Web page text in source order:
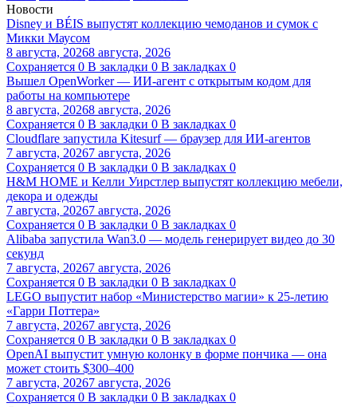
Новости
Disney и BÉIS выпустят коллекцию чемоданов и сумок с
Микки Маусом
8 августа, 20268 августа, 2026
Сохраняется 0 В закладки 0 В закладках 0
Вышел OpenWorker — ИИ-агент с открытым кодом для
работы на компьютере
8 августа, 20268 августа, 2026
Сохраняется 0 В закладки 0 В закладках 0
Cloudflare запустила Kitesurf — браузер для ИИ-агентов
7 августа, 20267 августа, 2026
Сохраняется 0 В закладки 0 В закладках 0
H&M HOME и Келли Уирстлер выпустят коллекцию мебели,
декора и одежды
7 августа, 20267 августа, 2026
Сохраняется 0 В закладки 0 В закладках 0
Alibaba запустила Wan3.0 — модель генерирует видео до 30
секунд
7 августа, 20267 августа, 2026
Сохраняется 0 В закладки 0 В закладках 0
LEGO выпустит набор «Министерство магии» к 25-летию
«Гарри Поттера»
7 августа, 20267 августа, 2026
Сохраняется 0 В закладки 0 В закладках 0
OpenAI выпустит умную колонку в форме пончика — она
может стоить $300–400
7 августа, 20267 августа, 2026
Сохраняется 0 В закладки 0 В закладках 0